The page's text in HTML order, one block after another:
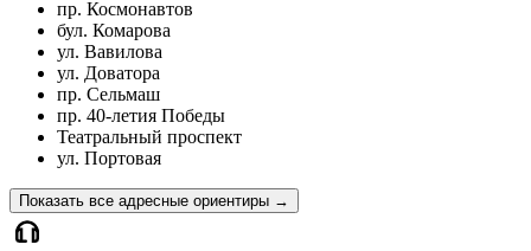
пр. Космонавтов
бул. Комарова
ул. Вавилова
ул. Доватора
пр. Сельмаш
пр. 40-летия Победы
Театральный проспект
ул. Портовая
Показать все адресные ориентиры →